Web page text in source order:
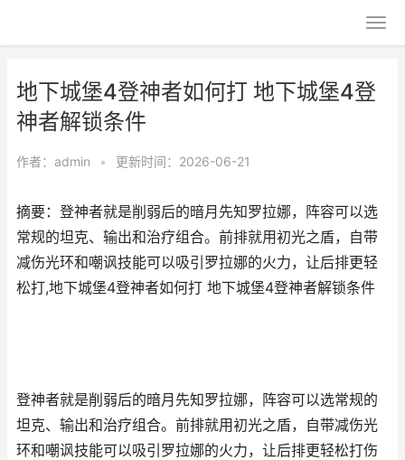
地下城堡4登神者如何打 地下城堡4登
神者解锁条件
作者： admin • 更新时间：2026-06-21
摘要：登神者就是削弱后的暗月先知罗拉娜，阵容可以选
常规的坦克、输出和治疗组合。前排就用初光之盾，自带
减伤光环和嘲讽技能可以吸引罗拉娜的火力，让后排更轻
松打,地下城堡4登神者如何打 地下城堡4登神者解锁条件
登神者就是削弱后的暗月先知罗拉娜，阵容可以选常规的
坦克、输出和治疗组合。前排就用初光之盾，自带减伤光
环和嘲讽技能可以吸引罗拉娜的火力，让后排更轻松打伤